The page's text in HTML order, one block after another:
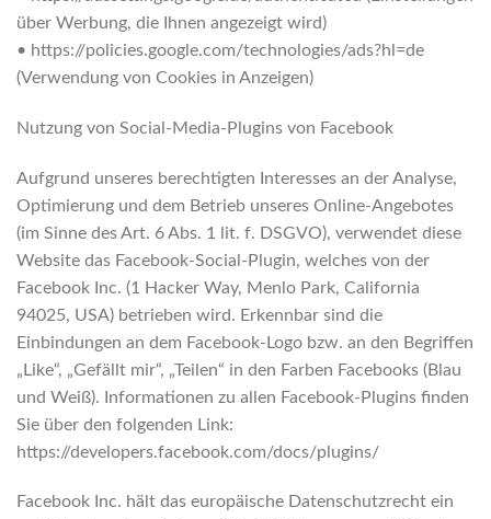
über Werbung, die Ihnen angezeigt wird)
• https://policies.google.com/technologies/ads?hl=de
(Verwendung von Cookies in Anzeigen)
Nutzung von Social-Media-Plugins von Facebook
Aufgrund unseres berechtigten Interesses an der Analyse,
Optimierung und dem Betrieb unseres Online-Angebotes
(im Sinne des Art. 6 Abs. 1 lit. f. DSGVO), verwendet diese
Website das Facebook-Social-Plugin, welches von der
Facebook Inc. (1 Hacker Way, Menlo Park, California
94025, USA) betrieben wird. Erkennbar sind die
Einbindungen an dem Facebook-Logo bzw. an den Begriffen
„Like“, „Gefällt mir“, „Teilen“ in den Farben Facebooks (Blau
und Weiß). Informationen zu allen Facebook-Plugins finden
Sie über den folgenden Link:
https://developers.facebook.com/docs/plugins/
Facebook Inc. hält das europäische Datenschutzrecht ein